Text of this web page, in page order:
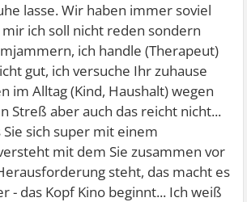
lasse. Wir haben immer soviel
ich soll nicht reden sondern
ich handle (Therapeut)
gut, ich versuche Ihr zuhause
im Alltag (Kind, Haushalt) wegen
Streß aber auch das reicht nicht...
sich super mit einem
mit dem Sie zusammen vor
steht, das macht es
- das Kopf Kino beginnt... Ich weiß